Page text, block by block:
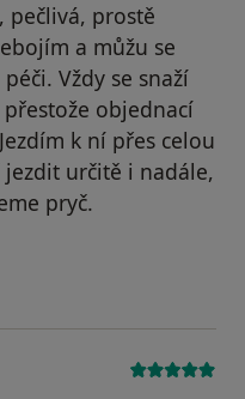
pečlivá, prostě
a můžu se
Vždy se snaží
objednací
k ní přes celou
určitě i nadále,
pryč.
účet byl odstraněn